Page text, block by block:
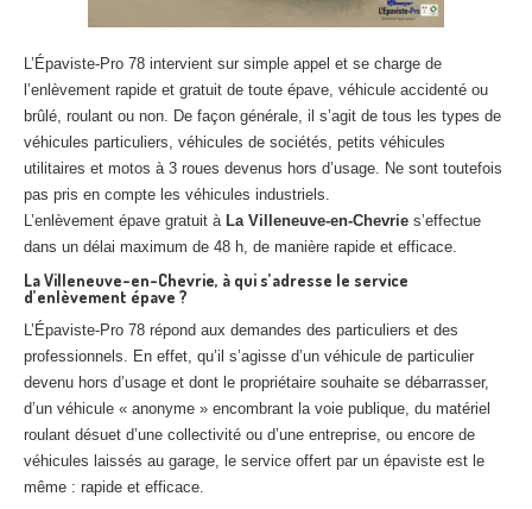
L’Épaviste-Pro 78 intervient sur simple appel et se charge de
l’enlèvement rapide et gratuit de toute épave, véhicule accidenté ou
brûlé, roulant ou non. De façon générale, il s’agit de tous les types de
véhicules particuliers, véhicules de sociétés, petits véhicules
utilitaires et motos à 3 roues devenus hors d’usage. Ne sont toutefois
pas pris en compte les véhicules industriels.
L’enlèvement épave gratuit à La Villeneuve-en-Chevrie s’effectue
dans un délai maximum de 48 h, de manière rapide et efficace.
La Villeneuve-en-Chevrie, à qui s’adresse le service
d’enlèvement épave ?
L’Épaviste-Pro 78 répond aux demandes des particuliers et des
professionnels. En effet, qu’il s’agisse d’un véhicule de particulier
devenu hors d’usage et dont le propriétaire souhaite se débarrasser,
d’un véhicule « anonyme » encombrant la voie publique, du matériel
roulant désuet d’une collectivité ou d’une entreprise, ou encore de
véhicules laissés au garage, le service offert par un épaviste est le
même : rapide et efficace.